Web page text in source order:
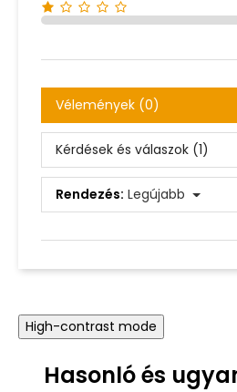
Vélemények (0)
Kérdések és válaszok (1)
Rendezés: Legújabb
High-contrast mode
Hasonló és